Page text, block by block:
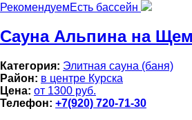
РекомендуемЕсть бассейн
Сауна Альпина на
Категория: Элитная сауна (баня)
Район: в центре Курска
Цена: от 1300 руб.
Телефон: +7(920) 720-71-30